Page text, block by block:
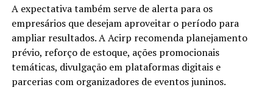
A expectativa também serve de alerta para os
empresários que desejam aproveitar o período para
ampliar resultados. A Acirp recomenda planejamento
prévio, reforço de estoque, ações promocionais
temáticas, divulgação em plataformas digitais e
parcerias com organizadores de eventos juninos.